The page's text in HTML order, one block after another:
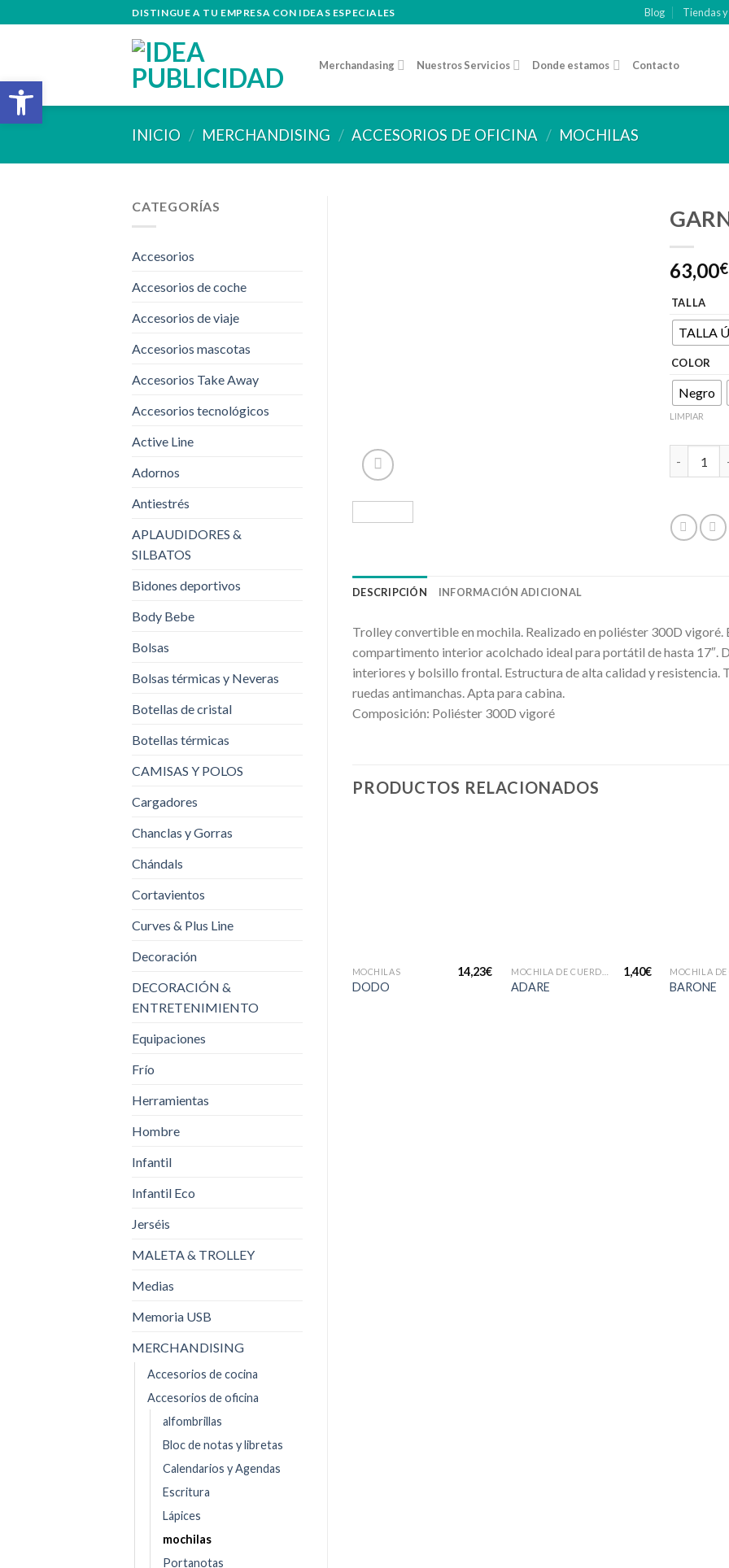
to
DISTINGUE A TU EMPRESA CON IDEAS ESPECIALES Blog Tiendas
Merchandasing Nuestros Servicios Donde estamos Contacto
INICIO / MERCHANDISING / ACCESORIOS DE OFICINA / MOCHILAS
CATEGORÍAS
Accesorios
Accesorios de coche
Accesorios de viaje
Accesorios mascotas
Accesorios Take Away
Accesorios tecnológicos
Active Line
Adornos
Antiestrés
APLAUDIDORES &
SILBATOS
Bidones deportivos
Body Bebe
Bolsas
Bolsas térmicas y Neveras
Botellas de cristal
Botellas térmicas
CAMISAS Y POLOS
Cargadores
Chanclas y Gorras
Chándals
Cortavientos
Curves & Plus Line
Decoración
DECORACIÓN &
ENTRETENIMIENTO
Equipaciones
Frío
Herramientas
Hombre
Infantil
Infantil Eco
Jerséis
MALETA & TROLLEY
Medias
Memoria USB
MERCHANDISING
Accesorios de cocina
Accesorios de oficina
alfombrillas
Bloc de notas y libretas
Calendarios y Agendas
Escritura
Lápices
mochilas
Portanotas
63,00€
TALLA
TALLA
COLOR
Negro
LIMPIAR
DESCRIPCIÓN INFORMACIÓN ADICIONAL
Trolley convertible en mochila. Realizado en poliéster 300D
compartimento interior acolchado ideal para portátil de hasta 17″.
interiores y bolsillo frontal. Estructura de alta calidad y resistencia.
ruedas antimanchas. Apta para cabina.
Composición: Poliéster 300D vigoré
PRODUCTOS RELACIONADOS
MOCHILAS
DODO
14,23€
ADARE
1,40€
BARONE
Abrir barra de herramientas